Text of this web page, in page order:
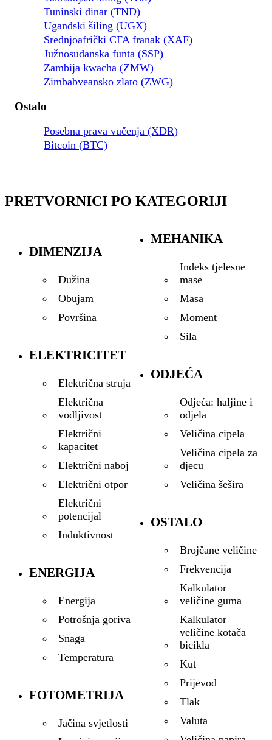
Tuninski dinar (TND)
Ugandski šiling (UGX)
Srednjoafrički CFA franak (XAF)
Južnosudanska funta (SSP)
Zambija kwacha (ZMW)
Zimbabveansko zlato (ZWG)
Ostalo
Posebna prava vučenja (XDR)
Bitcoin (BTC)
PRETVORNICI PO KATEGORIJI
DIMENZIJA
Dužina
Obujam
Površina
ELEKTRICITET
Električna struja
Električna
vodljivost
Električni
kapacitet
Električni naboj
Električni otpor
Električni
potencijal
Induktivnost
ENERGIJA
Energija
Potrošnja goriva
Snaga
Temperatura
FOTOMETRIJA
Jačina svjetlosti
MEHANIKA
Indeks tjelesne
mase
Masa
Moment
Sila
ODJEĆA
Odjeća: haljine i
odjela
Veličina cipela
Veličina cipela za
djecu
Veličina šešira
OSTALO
Brojčane veličine
Frekvencija
Kalkulator
veličine guma
Kalkulator
veličine kotača
bicikla
Kut
Prijevod
Tlak
Valuta